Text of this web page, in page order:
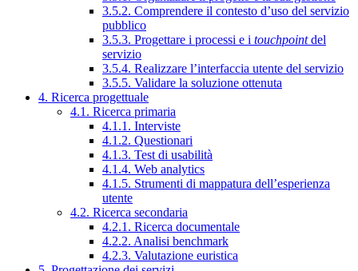
3.5.2. Comprendere il contesto d’uso del servizio
pubblico
3.5.3. Progettare i processi e i touchpointdel
servizio
3.5.4. Realizzare l’interfaccia utente del servizio
3.5.5. Validare la soluzione ottenuta
4. Ricerca progettuale
4.1. Ricerca primaria
4.1.1. Interviste
4.1.2. Questionari
4.1.3. Test di usabilità
4.1.4. Web analytics
4.1.5. Strumenti di mappatura dell’esperienza
utente
4.2. Ricerca secondaria
4.2.1. Ricerca documentale
4.2.2. Analisi benchmark
4.2.3. Valutazione euristica